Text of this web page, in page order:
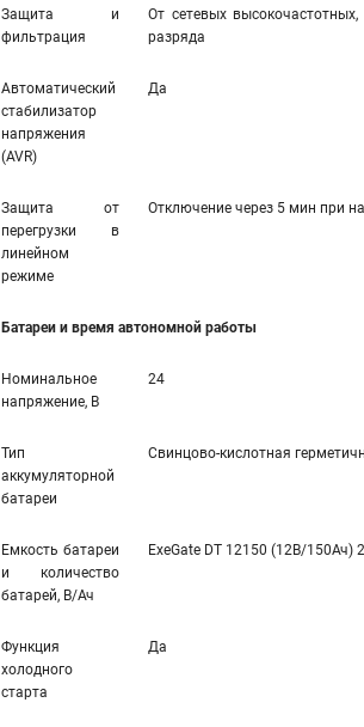
Защита и
фильтрация
От сетевых
разряда
Автоматический
стабилизатор
напряжения
(AVR)
Да
Защита от
перегрузки в
линейном
режиме
Отключение через 5 мин при
Батареи и время автономной работы
Номинальное
напряжение, В
24
Тип
аккумуляторной
батареи
Свинцово-кислотная
Емкость батареи
и количество
батарей, В/Ач
ExeGate DT 12150 (12В/150Ач)
Функция
холодного
старта
Да